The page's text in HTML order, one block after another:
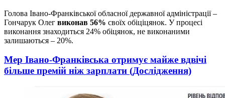
Голова Івано-Франківської обласної державної адміністрації –
Гончарук Олег виконав 56% своїх обіціцянок. У процесі
виконання знаходиться 24% обіцянок, не виконаними
залишаються – 20%.
Мер Івано-Франківська отримує майже вдвічі
більше премій ніж зарплати (Дослідження)